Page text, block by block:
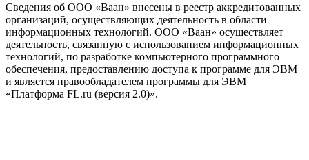
Сведения об ООО «Ваан» внесены в реестр аккредитованных
организаций, осуществляющих деятельность в области
информационных технологий. ООО «Ваан» осуществляет
деятельность, связанную с использованием информационных
технологий, по разработке компьютерного программного
обеспечения, предоставлению доступа к программе для ЭВМ
и является правообладателем программы для ЭВМ
«Платформа FL.ru (версия 2.0)».